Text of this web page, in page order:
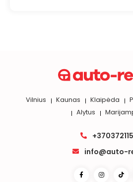
Vilnius Kaunas Klaipėda
Alytus
info@auto-